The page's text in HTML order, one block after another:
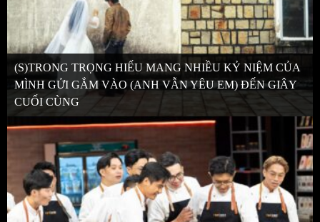
(S)TRONG TRỌNG HIẾU MANG NHIỀU KỶ NIỆM CỦA
MÌNH GỬI GẮM VÀO (ANH VẪN YÊU EM) ĐẾN GIÂY
CUỐI CÙNG